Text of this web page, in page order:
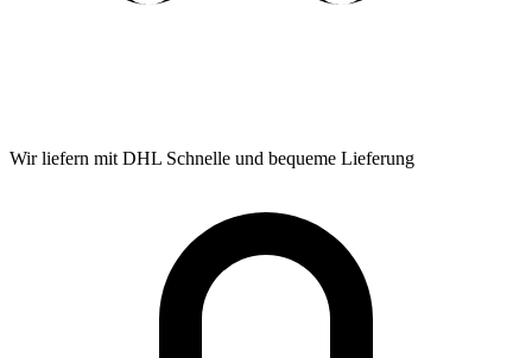
Wir liefern mit DHL Schnelle und bequeme Lieferung